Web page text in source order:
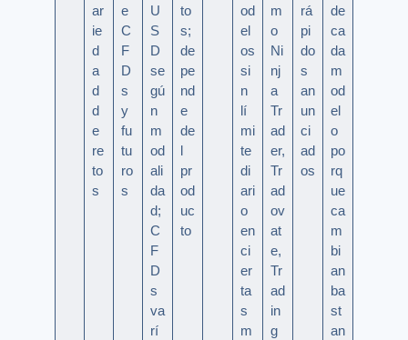
ar
ie
d
a
d
d
e
re
to
s
e
C
F
D
s
y
fu
tu
ro
s
U
S
D
se
gú
n
m
od
ali
da
d;
C
F
D
s
va
rí
to
s;
de
pe
nd
e
de
l
pr
od
uc
to
od
el
os
si
n
lí
mi
te
di
ari
o
en
ci
er
ta
s
m
m
o
Ni
nj
a
Tr
ad
er,
Tr
ad
ov
at
e,
Tr
ad
in
g
rá
pi
do
s
an
un
ci
ad
os
de
ca
da
m
od
el
o
po
rq
ue
ca
m
bi
an
ba
st
an